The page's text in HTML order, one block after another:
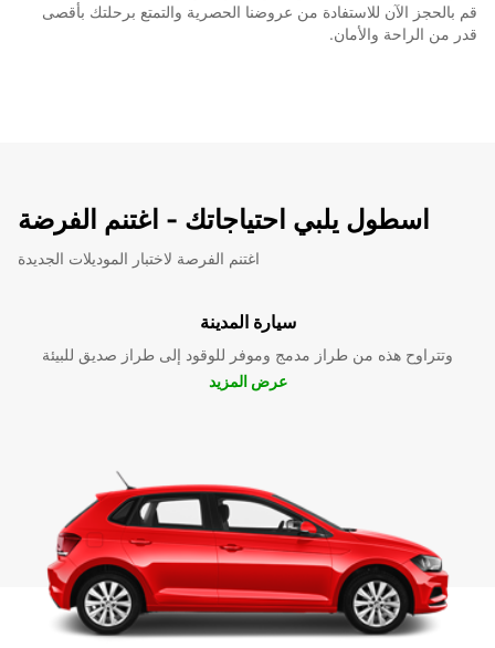
قم بالحجز الآن للاستفادة من عروضنا الحصرية والتمتع برحلتك بأقصى
قدر من الراحة والأمان.
اسطول يلبي احتياجاتك - اغتنم الفرضة
اغتنم الفرصة لاختبار الموديلات الجديدة
سيارة المدينة
وتتراوح هذه من طراز مدمج وموفر للوقود إلى طراز صديق للبيئة
عرض المزيد